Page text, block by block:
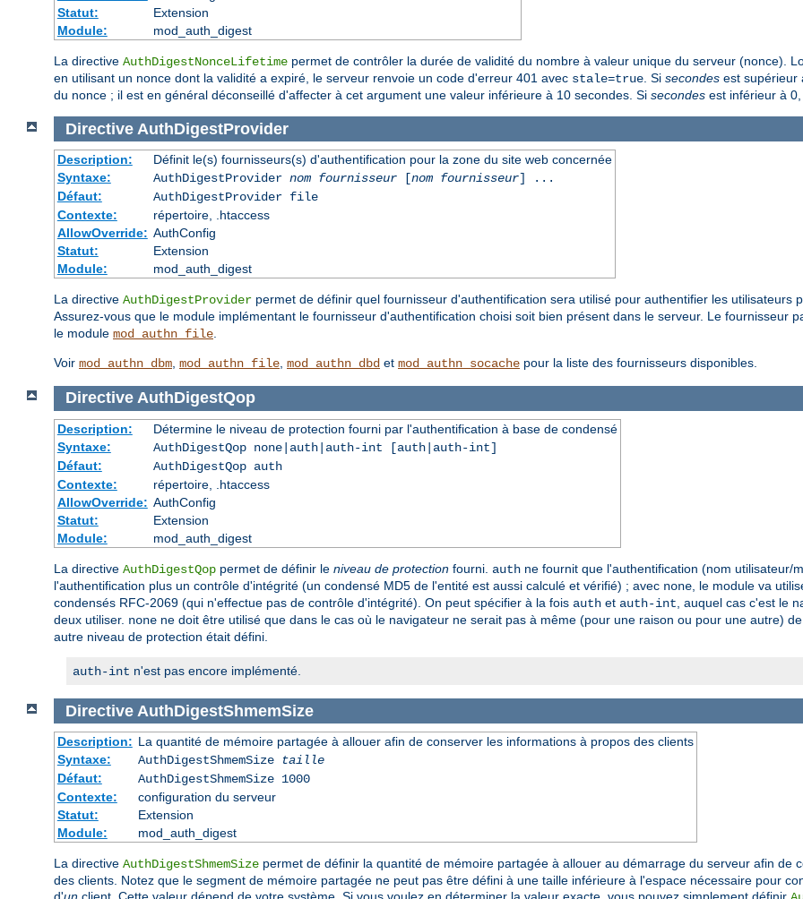
Statut:
Extension
Module:
mod_auth_digest
La directive AuthDigestNonceLifetime permet de contrôler la durée de validité du nombre à valeur unique du serveur (nonce).
en utilisant un nonce dont la validité a expiré, le serveur renvoie un code d'erreur 401 avec stale=true . Si secondes est supérieur
du nonce ; il est en général déconseillé d'affecter à cet argument une valeur inférieure à 10 secondes. Si secondes est inférieur à
Directive AuthDigestProvider
Description:
Définit le(s) fournisseurs(s) d'authentification pour la zone du site web concernée
Syntaxe:
AuthDigestProvider nom fournisseur[nom fournisseur] ...
Défaut:
AuthDigestProvider file
Contexte:
répertoire, .htaccess
AllowOverride: AuthConfig
Statut:
Extension
Module:
mod_auth_digest
La directive AuthDigestProvider permet de définir quel fournisseur d'authentification sera utilisé pour authentifier les utilisateurs
Assurez-vous que le module implémentant le fournisseur d'authentification choisi soit bien présent dans le serveur. Le fournisseur
le module mod_authn_file.
Voir mod_authn_dbm, mod_authn_file, mod_authn_dbd et mod_authn_socache pour la liste des fournisseurs disponibles.
Directive AuthDigestQop
Description:
Détermine le niveau de protection fourni par l'authentification à base de condensé
Syntaxe:
AuthDigestQop none|auth|auth-int [auth|auth-int]
Défaut:
AuthDigestQop auth
Contexte:
répertoire, .htaccess
AllowOverride: AuthConfig
Statut:
Extension
Module:
mod_auth_digest
La directive AuthDigestQop permet de définir le niveau de protection fourni. auth ne fournit que l'authentification (nom utilisateur/
l'authentification plus un contrôle d'intégrité (un condensé MD5 de l'entité est aussi calculé et vérifié) ; avec none , le module va
condensés RFC-2069 (qui n'effectue pas de contrôle d'intégrité). On peut spécifier à la fois auth et auth-int , auquel cas c'est le
deux utiliser. none ne doit être utilisé que dans le cas où le navigateur ne serait pas à même (pour une raison ou pour une autre)
autre niveau de protection était défini.
auth-int n'est pas encore implémenté.
Directive AuthDigestShmemSize
Description: La quantité de mémoire partagée à allouer afin de conserver les informations à propos des clients
Syntaxe:
AuthDigestShmemSize
taille
Défaut:
AuthDigestShmemSize 1000
Contexte:
configuration du serveur
Statut:
Extension
Module:
mod_auth_digest
La directive AuthDigestShmemSize permet de définir la quantité de mémoire partagée à allouer au démarrage du serveur afin de
des clients. Notez que le segment de mémoire partagée ne peut pas être défini à une taille inférieure à l'espace nécessaire pour